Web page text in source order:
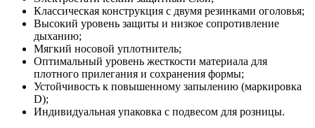
Классическая конструкция с двумя резинками оголовья;
Высокий уровень защиты и низкое сопротивление
дыханию;
Мягкий носовой уплотнитель;
Оптимальный уровень жесткости материала для
плотного прилегания и сохранения формы;
Устойчивость к повышенному запылению (маркировка
D);
Индивидуальная упаковка с подвесом для розницы.